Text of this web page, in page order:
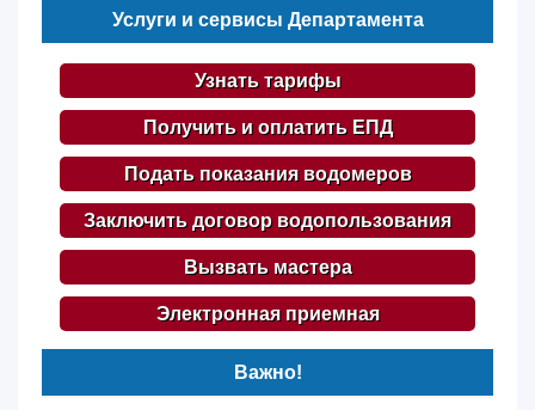
Услуги и сервисы Департамента
Узнать тарифы
Получить и оплатить ЕПД
Подать показания водомеров
Заключить договор водопользования
Вызвать мастера
Электронная приемная
Важно!